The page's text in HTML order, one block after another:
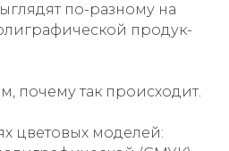
по-разному на
продук­
почему так прои­сходит.
цветовых мо­делей: